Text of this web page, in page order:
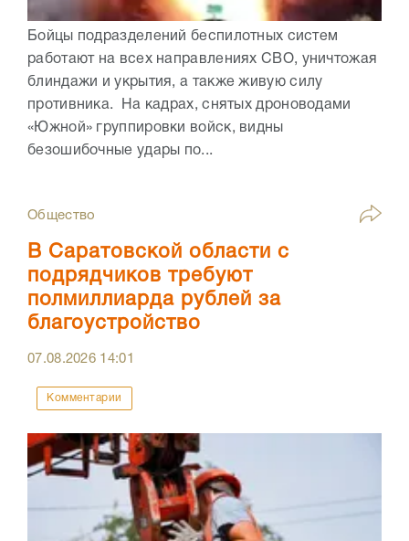
Бойцы подразделений беспилотных систем
работают на всех направлениях СВО, уничтожая
блиндажи и укрытия, а также живую силу
противника. На кадрах, снятых дроноводами
«Южной» группировки войск, видны
безошибочные удары по...
Общество
В Саратовской области с
подрядчиков требуют
полмиллиарда рублей за
благоустройство
07.08.2026 14:01
Комментарии